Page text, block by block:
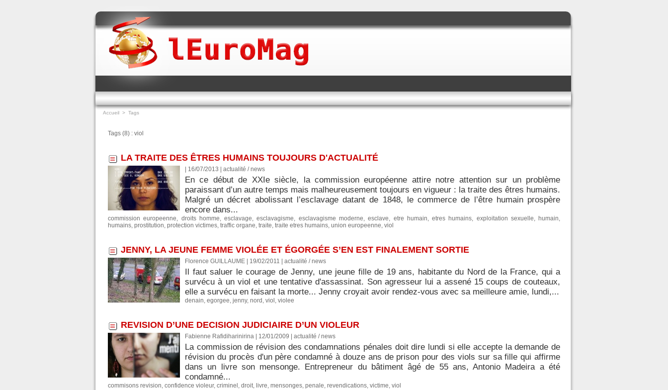
Accueil > Tags
Tags (8) : viol
LA TRAITE DES ÊTRES HUMAINS TOUJOURS D'ACTUALITÉ
| 16/07/2013 actualité / news
En ce début de XXIe siècle, la commission européenne attire notre attention sur un problème
paraissant d’un autre temps mais malheureusement toujours en vigueur : la traite des êtres humains.
Malgré un décret abolissant l’esclavage datant de 1848, le commerce de l’être humain prospère
encore dans...
commission europeenne, droits homme,esclavage,esclavagisme, esclavagisme moderne,esclave, etre humain,etres humains, exploitation sexuelle, humain,
humains, prostitution, protection victimes, traffic organe, traite, traite etres humains, union europeenne, viol
JENNY, LA JEUNE FEMME VIOLÉE ET ÉGORGÉE S’EN EST FINALEMENT SORTIE
Florence GUILLAUME | 19/02/2011 actualité / news
Il faut saluer le courage de Jenny, une jeune fille de 19 ans, habitante du Nord de la France, qui a
survécu à un viol et une tentative d'assassinat. Son agresseur lui a assené 15 coups de couteaux,
elle a survécu en faisant la morte... Jenny croyait avoir rendez-vous avec sa meilleure amie, lundi,...
denain, egorgee, jenny, nord , viol , violee
REVISION D’UNE DECISION JUDICIAIRE D’UN VIOLEUR
Fabienne Rafidiharinirina | 12/01/2009 actualité / news
La commission de révision des condamnations pénales doit dire lundi si elle accepte la demande de
révision du procès d'un père condamné à douze ans de prison pour des viols sur sa fille qui affirme
dans un livre son mensonge. Entrepreneur du bâtiment âgé de 55 ans, Antonio Madeira a été
condamné...
commisons revision, confidence violeur, criminel , droit, livre, mensonges, penale, revendications, victime, viol